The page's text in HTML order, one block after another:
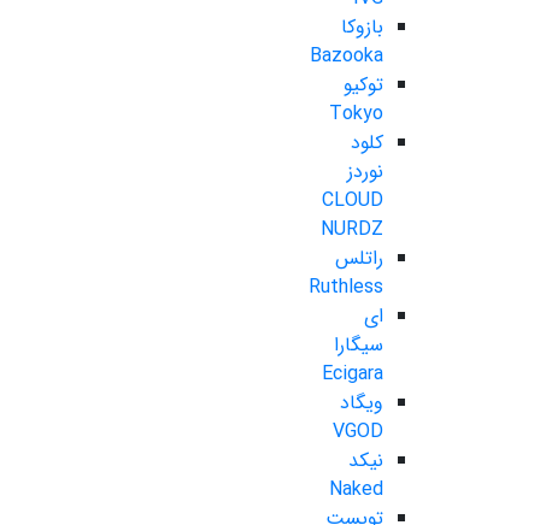
بازوکا
Bazooka
توکیو
Tokyo
کلود
نوردز
CLOUD
NURDZ
راتلس
Ruthless
ای
سیگارا
Ecigara
ویگاد
VGOD
نیکد
Naked
تویست